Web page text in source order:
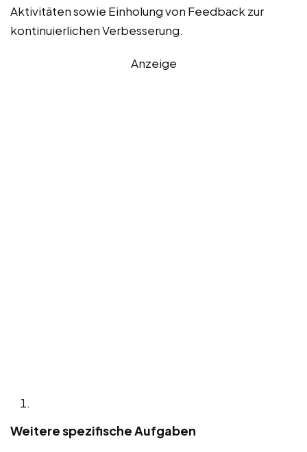
Aktivitäten sowie Einholung von Feedback zur
kontinuierlichen Verbesserung.
Anzeige
Weitere spezifische Aufgaben